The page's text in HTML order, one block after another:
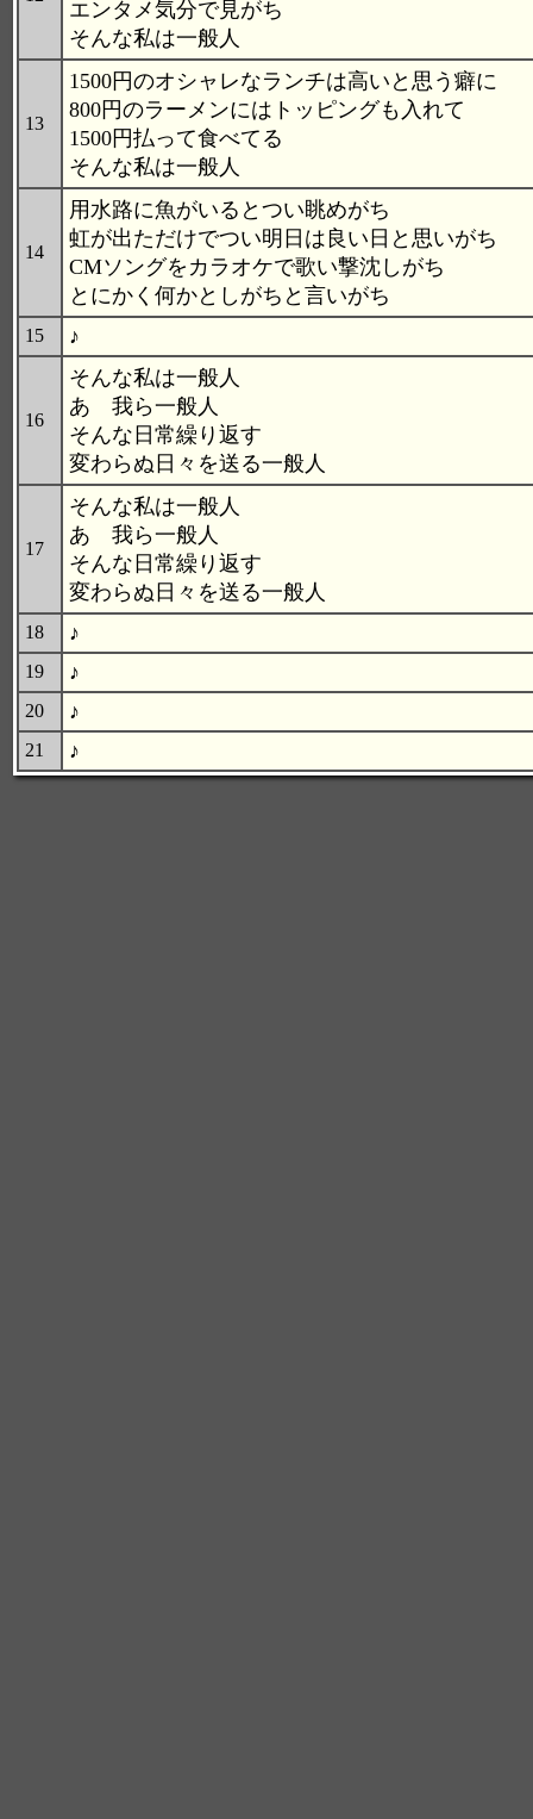
エンタメ気分で見がち
そんな私は一般人
13
1500円のオシャレなランチは高いと思う癖に
800円のラーメンにはトッピングも入れて
1500円払って食べてる
そんな私は一般人
14
用水路に魚がいるとつい眺めがち
虹が出ただけでつい明日は良い日と思いがち
CMソングをカラオケで歌い撃沈しがち
とにかく何かとしがちと言いがち
15 ♪
16
そんな私は一般人
あゝ我ら一般人
そんな日常繰り返す
変わらぬ日々を送る一般人
17
そんな私は一般人
あゝ我ら一般人
そんな日常繰り返す
変わらぬ日々を送る一般人
18 ♪
19 ♪
20 ♪
21 ♪